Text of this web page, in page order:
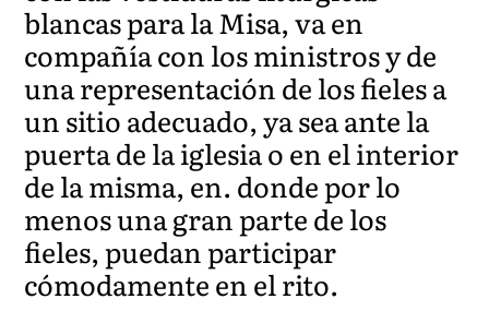
blancas para la Misa, va en
compañía con los ministros y de
una representación de los fieles a
un sitio adecuado, ya sea ante la
puerta de la iglesia o en el interior
de la misma, en. donde por lo
menos una gran parte de los
fieles, puedan participar
cómodamente en el rito.